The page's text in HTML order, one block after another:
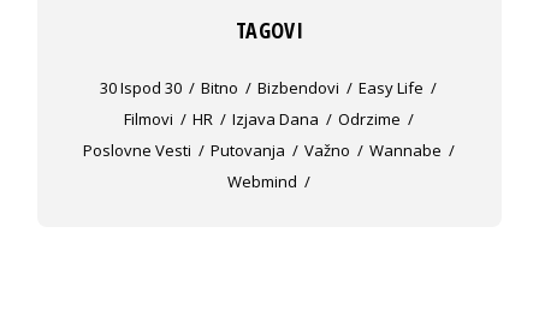
TAGOVI
30 Ispod 30 Bitno Bizbendovi
Easy Life
Filmovi
HR Izjava Dana
Odrzime
Poslovne Vesti
Putovanja Važno
Wannabe
Webmind